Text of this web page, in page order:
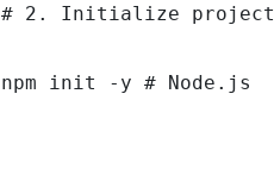
# 2. Initialize project
npm init -y # Node.js